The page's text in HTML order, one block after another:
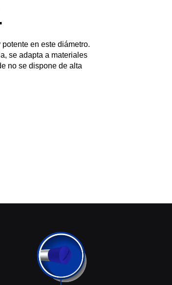
en este diámetro.
se adapta a materiales
no se dispone de alta